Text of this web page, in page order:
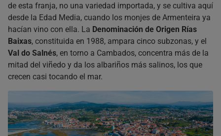
de esta franja, no una variedad importada, y se cultiva aquí
desde la Edad Media, cuando los monjes de Armenteira ya
hacían vino con ella. La Denominación de Origen Rías
Baixas, constituida en 1988, ampara cinco subzonas, y el
Val do Salnés, en torno a Cambados, concentra más de la
mitad del viñedo y da los albariños más salinos, los que
crecen casi tocando el mar.